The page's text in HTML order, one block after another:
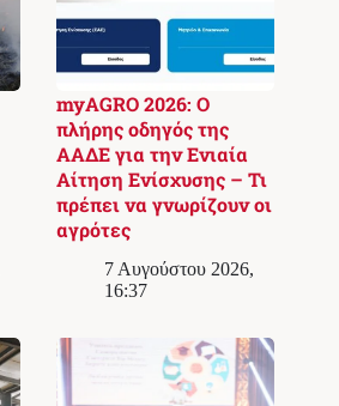
myAGRO 2026: Ο
πλήρης οδηγός της
ΑΑΔΕ για την Ενιαία
Αίτηση Ενίσχυσης – Τι
πρέπει να γνωρίζουν οι
αγρότες
7 Αυγούστου 2026,
16:37